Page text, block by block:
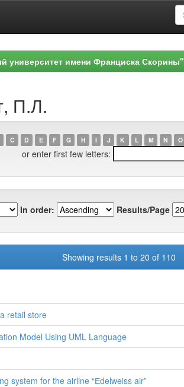
университет имени Франциска Скорины"
П.Л.
C D E F G H I J K L M N O
or enter first few letters:
In order: Results/Page
Showing results 1 to 20 of 110
retail store
Model Using UML Language
system for the airline “Еdelweiss air”